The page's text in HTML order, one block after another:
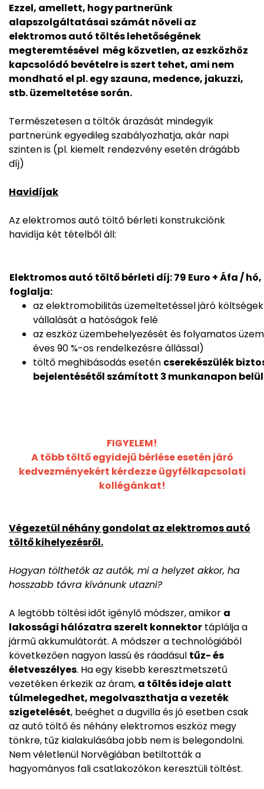
Ezzel, amellett, hogy partnerünk
alapszolgáltatásai számát növeli az
elektromos autó töltés lehetőségének
megteremtésével még közvetlen, az eszközhöz
kapcsolódó bevételre is szert tehet, ami nem
mondható el pl. egy szauna, medence, jakuzzi,
stb. üzemeltetése során.
Természetesen a töltők árazását mindegyik
partnerünk egyedileg szabályozhatja, akár napi
szinten is (pl. kiemelt rendezvény esetén drágább
díj)
Havidíjak
Az elektromos autó töltő bérleti konstrukciónk
havidíja két tételből áll:
Elektromos autó töltő bérleti díj: 79 Euro + Áfa /
foglalja:
az elektromobilitás üzemeltetéssel járó
vállalását a hatóságok felé
az eszköz üzembehelyezését és folyamatos
éves 90 %-os rendelkezésre állással)
töltő meghibásodás esetén cserekészülék
bejelentésétől számított 3 munkanapon belül
FIGYELEM!
A több töltő egyidejű bérlése esetén járó
kedvezményekért kérdezze ügyfélkapcsolati
kollégánkat!
Végezetül néhány gondolat az elektromos autó
töltő kihelyezésről.
Hogyan tölthetők az autók, mi a helyzet akkor, ha
hosszabb távra kívánunk utazni?
A legtöbb töltési időt igénylő módszer, amikor a
lakossági hálózatra szerelt konnektor táplálja a
jármű akkumulátorát. A módszer a technológiából
következően nagyon lassú és ráadásul tűz- és
életveszélyes. Ha egy kisebb keresztmetszetű
vezetéken érkezik az áram, a töltés ideje alatt
túlmelegedhet, megolvaszthatja a vezeték
szigetelését, beéghet a dugvilla és jó esetben csak
az autó töltő és néhány elektromos eszköz megy
tönkre, tűz kialakulásába jobb nem is belegondolni.
Nem véletlenül Norvégiában betiltották a
hagyományos fali csatlakozókon keresztüli töltést.